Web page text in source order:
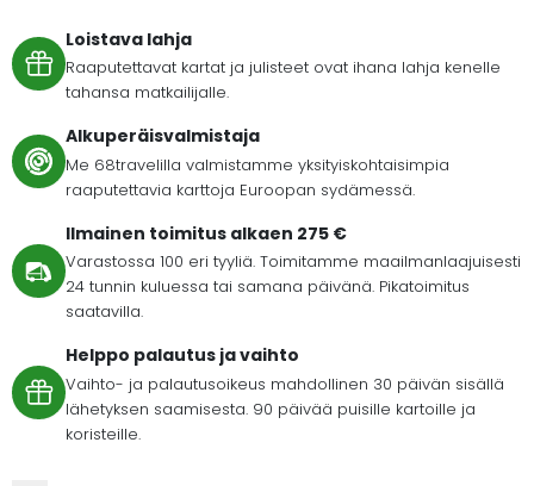
Loistava lahja
Raaputettavat kartat ja julisteet ovat ihana lahja kenelle
tahansa matkailijalle.
Alkuperäisvalmistaja
Me 68travelilla valmistamme yksityiskohtaisimpia
raaputettavia karttoja Euroopan sydämessä.
Ilmainen toimitus alkaen 275 €
Varastossa 100 eri tyyliä. Toimitamme maailmanlaajuisesti
24 tunnin kuluessa tai samana päivänä. Pikatoimitus
saatavilla.
Helppo palautus ja vaihto
Vaihto- ja palautusoikeus mahdollinen 30 päivän sisällä
lähetyksen saamisesta. 90 päivää puisille kartoille ja
koristeille.